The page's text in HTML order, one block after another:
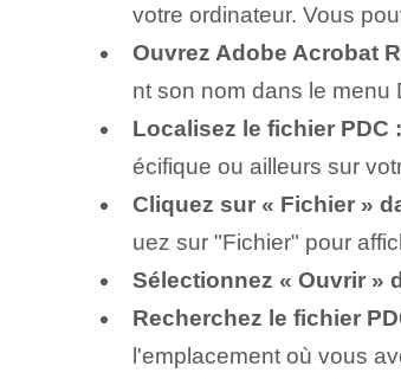
votre⁢ ordinateur.‌ Vous
Ouvrez Adobe ⁢Acrobat
nt son nom dans le menu
Localisez le fichier PDC :
écifique ou ailleurs sur
Cliquez sur « Fichier »‍
uez sur "Fichier" pour
Sélectionnez « Ouvrir »
Recherchez le fichier
l'emplacement où vous